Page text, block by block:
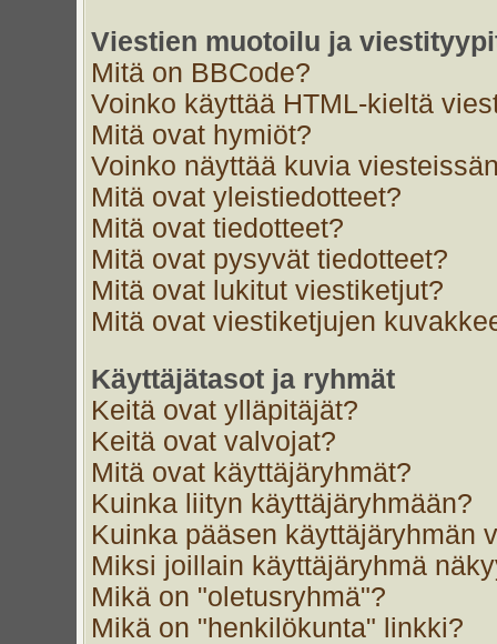
Viestien muotoilu ja
Mitä on BBCode?
Voinko käyttää HTML-kieltä
Mitä ovat hymiöt?
Voinko näyttää kuvia
Mitä ovat yleistiedotteet?
Mitä ovat tiedotteet?
Mitä ovat pysyvät tiedotteet?
Mitä ovat lukitut viestiketjut?
Mitä ovat viestiketjujen
Käyttäjätasot ja ryhmät
Keitä ovat ylläpitäjät?
Keitä ovat valvojat?
Mitä ovat käyttäjäryhmät?
Kuinka liityn käyttäjäryhmään?
Kuinka pääsen käyttäjäryhmän
Miksi joillain käyttäjäryhmä
Mikä on "oletusryhmä"?
Mikä on "henkilökunta" linkki?